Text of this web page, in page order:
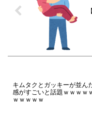
キムタクとガッキーが並ん
感がすごいと話題ｗｗｗｗ
ｗｗｗｗｗ